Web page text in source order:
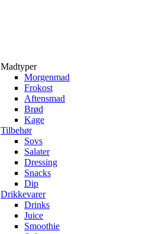
Madtyper
Morgenmad
Frokost
Aftensmad
Brød
Kage
Tilbehør
Sovs
Salater
Dressing
Snacks
Dip
Drikkevarer
Drinks
Juice
Smoothie